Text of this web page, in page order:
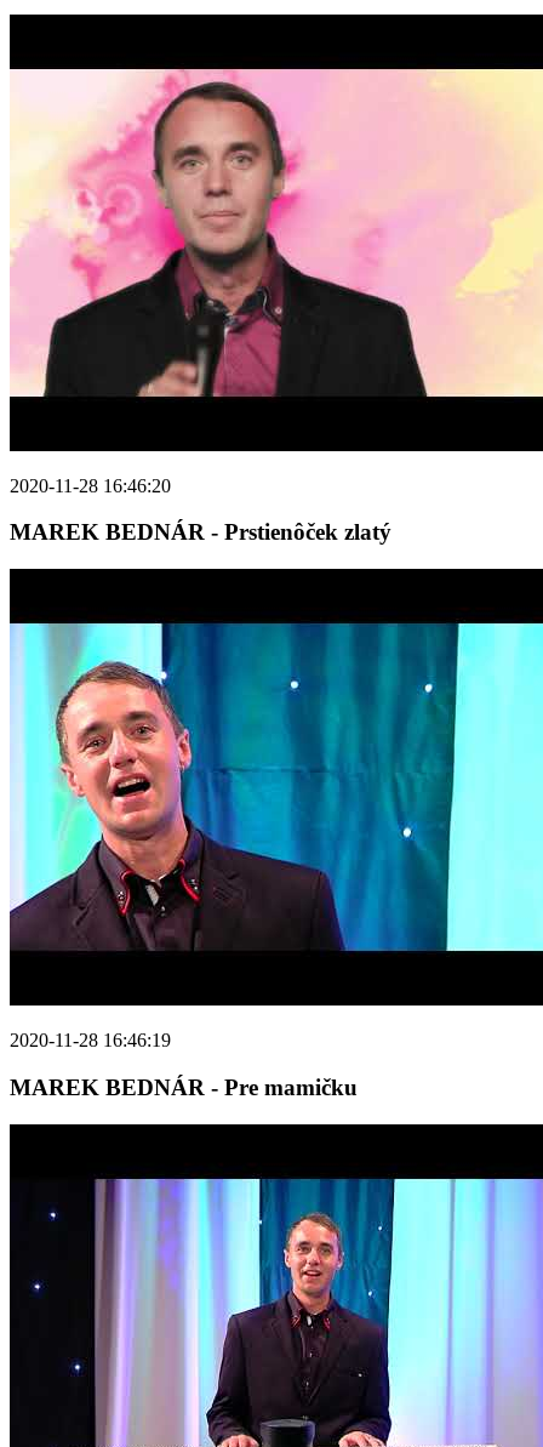
2020-11-28 16:46:20
MAREK BEDNÁR - Prstienôček zlatý
2020-11-28 16:46:19
MAREK BEDNÁR - Pre mamičku